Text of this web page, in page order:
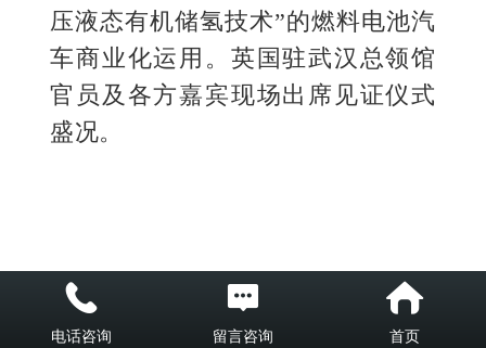
压液态有机储氢技术”的燃料电池汽
车商业化运用。 英国驻武汉总领馆
官员及各方嘉宾现场出席见证仪式
盛况。
电话咨询 留言咨询 首页